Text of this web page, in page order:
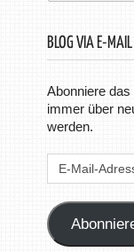
BLOG VIA E-
Abonniere
immer über
werden.
E-